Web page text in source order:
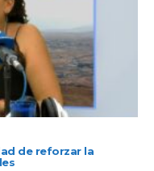
de reforzar la